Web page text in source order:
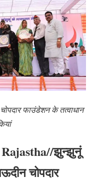
फाउंडेशन के तत्वाधान
झुन्झुनूं
चोपदार